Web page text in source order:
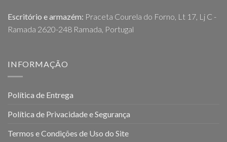
Escritório e armazém: Praceta Courela do Forno, Lt 17, Lj C -
Ramada 2620-248 Ramada, Portugal
INFORMAÇÃO
Política de Entrega
Política de Privacidade e Segurança
Termos e Condições de Uso do Site